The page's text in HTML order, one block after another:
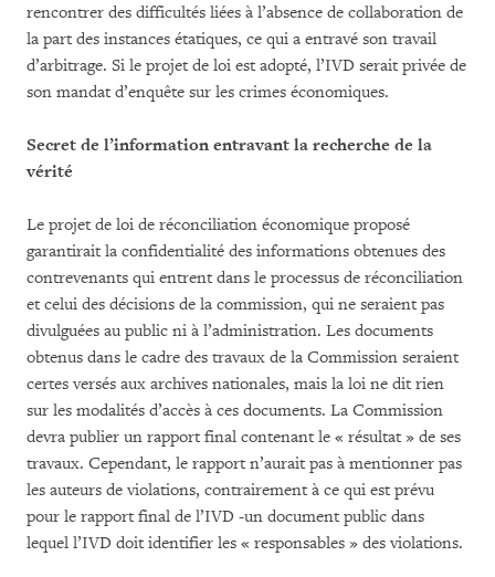
rencontrer des difficultés liées à l’absence de collaboration de
la part des instances étatiques, ce qui a entravé son travail
d’arbitrage. Si le projet de loi est adopté, l’IVD serait privée de
son mandat d’enquête sur les crimes économiques.
Secret de l’information entravant la recherche de la
vérité
Le projet de loi de réconciliation économique proposé
garantirait la confidentialité des informations obtenues des
contrevenants qui entrent dans le processus de réconciliation
et celui des décisions de la commission, qui ne seraient pas
divulguées au public ni à l’administration. Les documents
obtenus dans le cadre des travaux de la Commission seraient
certes versés aux archives nationales, mais la loi ne dit rien
sur les modalités d’accès à ces documents. La Commission
devra publier un rapport final contenant le « résultat » de ses
travaux. Cependant, le rapport n’aurait pas à mentionner pas
les auteurs de violations, contrairement à ce qui est prévu
pour le rapport final de l’IVD -un document public dans
lequel l’IVD doit identifier les « responsables » des violations.